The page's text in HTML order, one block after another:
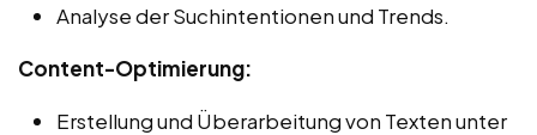
Analyse der Suchintentionen und Trends.
Content-Optimierung:
Erstellung und Überarbeitung von Texten unter